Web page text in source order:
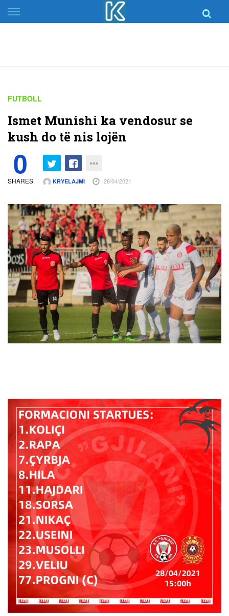
Skip
to
FUTBOLL
Ismet Munishi ka vendosur se
kush do të nis lojën
0
SHARES KRYELAJMI 28/04/2021